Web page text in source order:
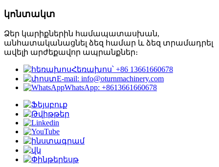
կոնտակտ
Ձեր կարիքներին համապատասխան,
անհատականացնել ձեզ համար և ձեզ տրամադրել
ավելի արժեքավոր ապրանքներ։
Հեռախոս՝ +86 13661660678
E-mail: info@oturnmachinery.com
WhatsApp: +8613661660678